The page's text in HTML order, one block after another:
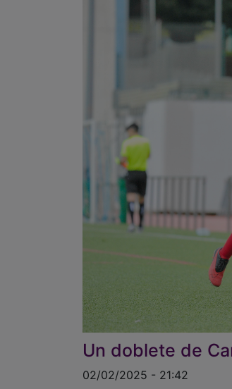
Un doblete de
02/02/2025 - 21:42